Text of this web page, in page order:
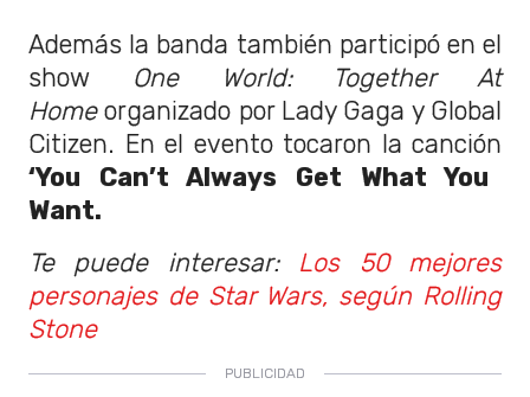
Además la banda también participó en el
show One World: Together At
Homeorganizado por Lady Gaga y Global
Citizen. En el evento tocaron la canción
‘You Can’t Always Get What You
Want.
Te puede interesar: Los 50 mejores
personajes de Star Wars, según Rolling
Stone